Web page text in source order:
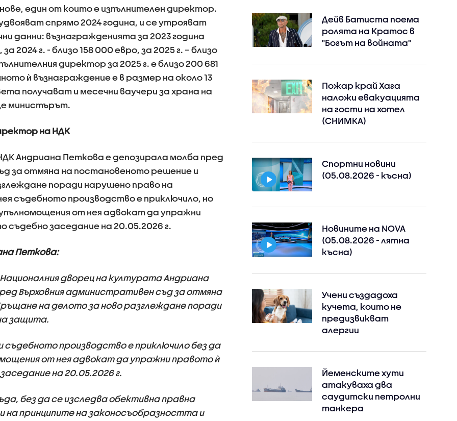
един от които е изпълнителен директор.
спрямо 2024 година, и се утрояват
данни: възнагражденията за 2023 година
2024 г. - близо 158 000 евро, за 2025 г. – близо
директор за 2025 г. е близо 200 681
ѝ възнаграждение е в размер на около 13
получават и месечни ваучери за храна на
министърът.
на НДК
Андриана Петкова е депозирала молба пред
за отмяна на постановеното решение и
поради нарушено право на
съдебното производство е приключило, но
от нея адвокат да упражни
заседание на 20.05.2026 г.
Петкова:
дворец на културата Андриана
Върховния административен съд за отмяна
на делото за ново разглеждане поради
защита.
производство е приключило без да
от нея адвокат да упражни правото ѝ
на 20.05.2026 г.
без да се изследва обективна правна
принципите на законосъобразността и
Дейв Батиста поема
ролята на Кратос в
"Богът на войната"
Пожар край Хага
наложи евакуацията
на гости на хотел
(СНИМКА)
Спортни новини
(05.08.2026 - късна)
Новините на NOVA
(05.08.2026 - лятна
късна)
Учени създадоха
кучета, които не
предизвикват
алергии
Йеменските хути
атакуваха два
саудитски петролни
танкера